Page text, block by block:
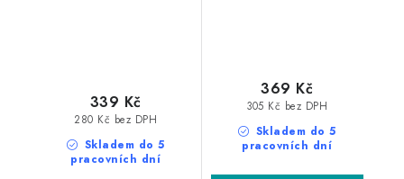
Skladem do 5
pracovních dní
280 Kč bez DPH
339 Kč
Skladem do 5
pracovních dní
305 Kč bez DPH
369 Kč